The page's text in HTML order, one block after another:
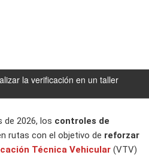
la verificación en un taller
de 2026, los controles de
rutas con el objetivo de reforzar
Técnica Vehicular (VTV)